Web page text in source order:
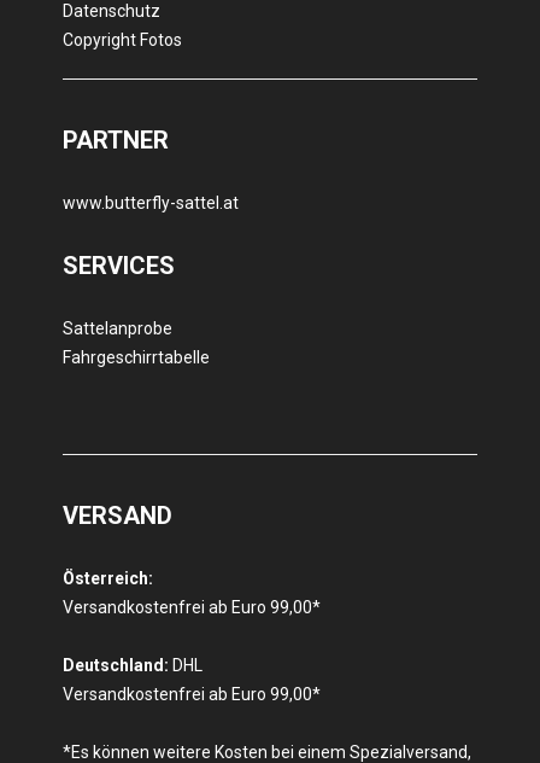
Datenschutz
Copyright Fotos
PARTNER
www.butterfly-sattel.at
SERVICES
Sattelanprobe
Fahrgeschirrtabelle
VERSAND
Österreich:
Versandkostenfrei ab Euro 99,00*
Deutschland: DHL
Versandkostenfrei ab Euro 99,00*
*Es können weitere Kosten bei einem Spezialversand,